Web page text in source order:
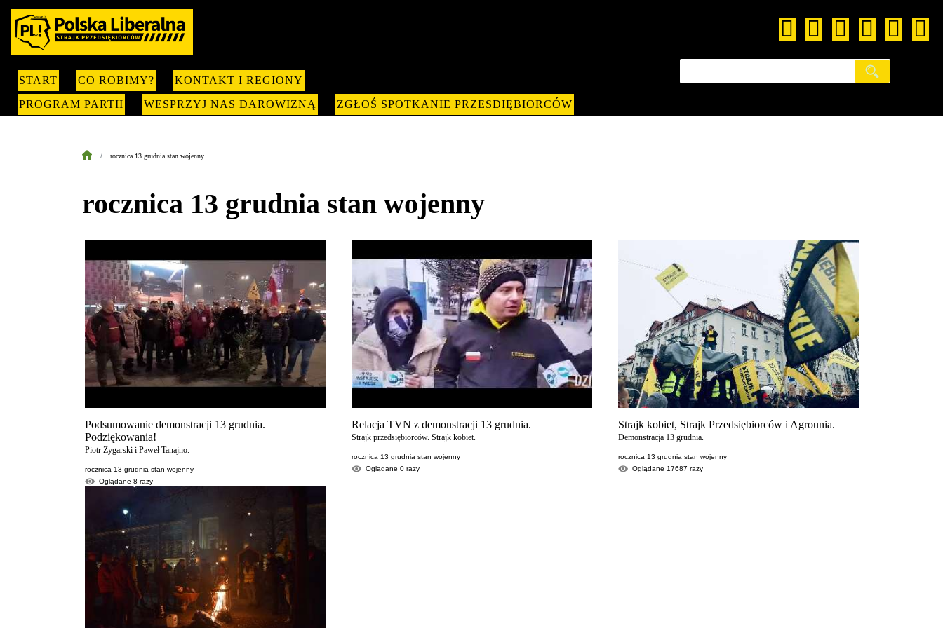
START CO ROBIMY?
KONTAKT I REGIONY
PROGRAM PARTII
WESPRZYJ NAS DAROWIZNĄ ZGŁOŚ SPOTKANIE PRZESDIĘBIORCÓW
rocznica 13 grudnia stan wojenny
rocznica 13 grudnia stan wojenny
Podsumowanie demonstracji 13 grudnia.
Podziękowania!
Piotr Zygarski i Paweł Tanajno.
rocznica 13 grudnia stan wojenny
Oglądane 8 razy
Relacja TVN z demonstracji 13 grudnia.
Strajk przedsiębiorców. Strajk kobiet.
rocznica 13 grudnia stan wojenny
Oglądane 0 razy
Strajk kobiet, Strajk Przedsiębiorców i Agrounia.
Demonstracja 13 grudnia.
rocznica 13 grudnia stan wojenny
Oglądane 17687 razy